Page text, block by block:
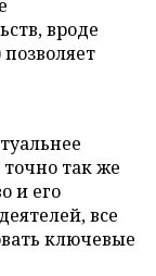
вроде
позволяет
так же
и его
все
ключевые